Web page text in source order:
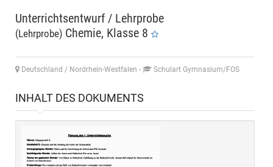
Unterrichtsentwurf / Lehrprobe
(Lehrprobe) Chemie, Klasse 8
Deutschland / Nordrhein-Westfalen - Schulart Gymnasium/FOS
INHALT DES DOKUMENTS